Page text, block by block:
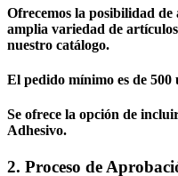
Ofrecemos la posibilidad
amplia variedad de
nuestro catálogo.
El pedido mínimo es de
Se ofrece la opción de
Adhesivo.
2. Proceso de